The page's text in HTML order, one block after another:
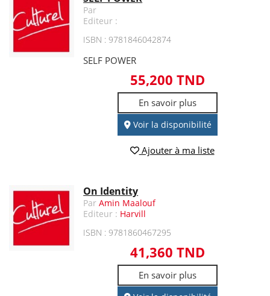
Par
Editeur :
ISBN : 9781846042874
SELF POWER
55,200 TND
En savoir plus
Voir la disponibilité
Ajouter à ma liste
On Identity
ParAmin Maalouf
Editeur : Harvill
ISBN : 9781860467295
41,360 TND
En savoir plus